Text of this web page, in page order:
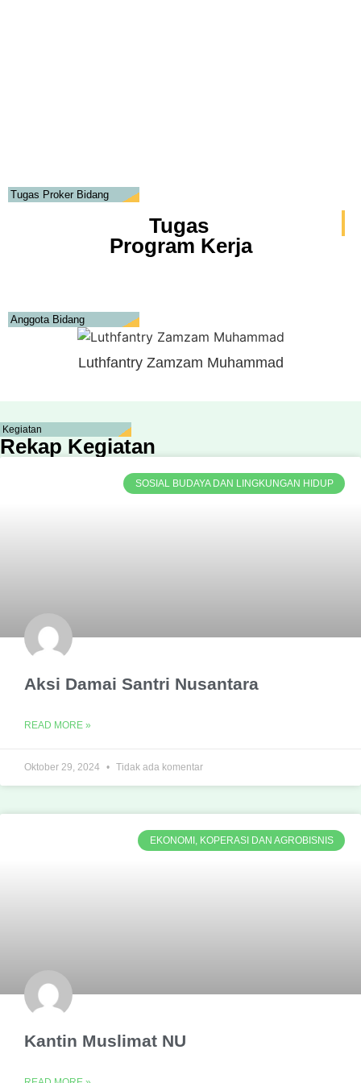
Tugas Proker Bidang
Tugas
Program Kerja
Anggota Bidang
Luthfantry Zamzam Muhammad
Kegiatan
Rekap Kegiatan
SOSIAL BUDAYA DAN LINGKUNGAN HIDUP
Aksi Damai Santri Nusantara
READ MORE »
Oktober 29, 2024 Tidak ada komentar
EKONOMI, KOPERASI DAN AGROBISNIS
Kantin Muslimat NU